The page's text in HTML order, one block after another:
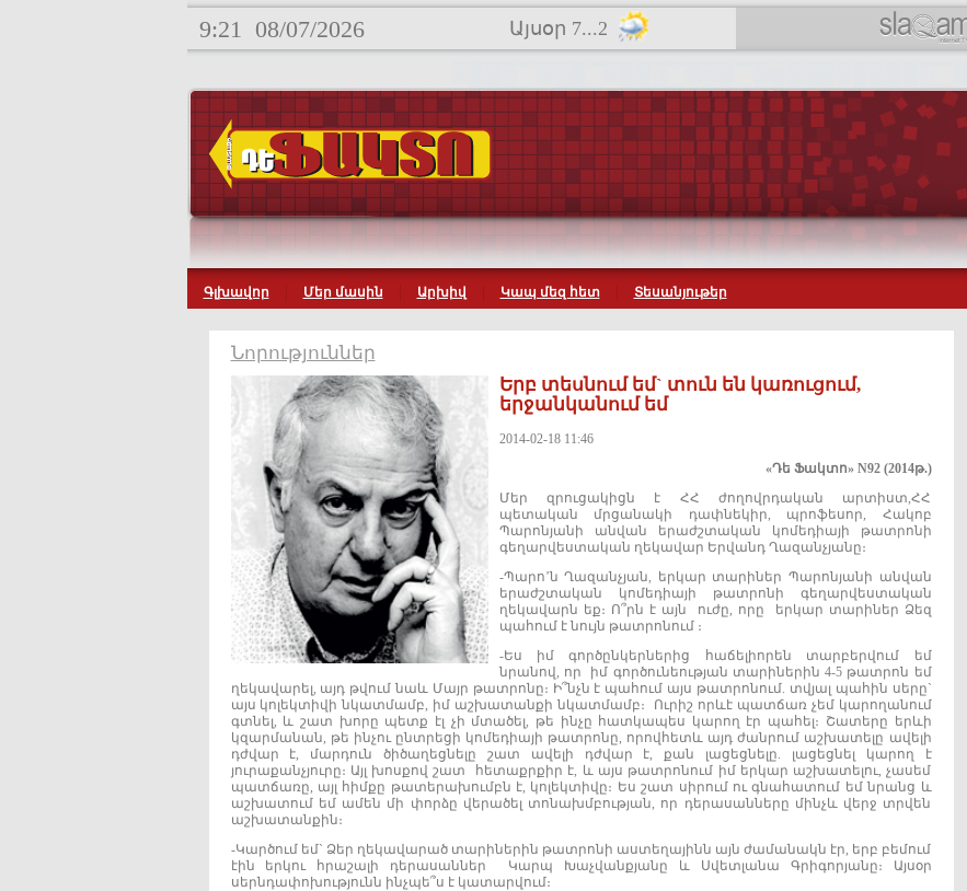
9:21 08/07/2026 Այսօր 7...2
Գլխավոր Մեր մասին Արխիվ Կապ մեզ հետ Տեսանյութեր
Նորություններ
Երբ տեսնում եմ` տուն են կառուցում,
երջանկանում եմ
2014-02-18 11:46
«Դե Ֆակտո» N92 (2014թ.)
Մեր զրուցակիցն է ՀՀ ժողովրդական արտիստ,ՀՀ
պետական մրցանակի դափնեկիր, պրոֆեսոր, Հակոբ
Պարոնյանի անվան երաժշտական կոմեդիայի թատրոնի
գեղարվեստական ղեկավար Երվանդ Ղազանչյանը։
-Պարո’ն Ղազանչյան, երկար տարիներ Պարոնյանի անվան
երաժշտական կոմեդիայի թատրոնի գեղարվեստական
ղեկավարն եք։ Ո՞րն է այն ուժը, որը երկար տարիներ Ձեզ
պահում է նույն թատրոնում ։
-Ես իմ գործընկերներից հաճելիորեն տարբերվում եմ
նրանով, որ իմ գործունեության տարիներին 4-5 թատրոն եմ
ղեկավարել, այդ թվում նաև Մայր թատրոնը։ Ի՞նչն է պահում այս թատրոնում. տվյալ պահին սերը`
այս կոլեկտիվի նկատմամբ, իմ աշխատանքի նկատմամբ։ Ուրիշ որևէ պատճառ չեմ կարողանում
գտնել, և շատ խորը պետք էլ չի մտածել, թե ինչը հատկապես կարող էր պահել։ Շատերը երևի
կզարմանան, թե ինչու ընտրեցի կոմեդիայի թատրոնը, որովհետև այդ ժանրում աշխատելը ավելի
դժվար է, մարդուն ծիծաղեցնելը շատ ավելի դժվար է, քան լացեցնելը. լացեցնել կարող է
յուրաքանչյուրը։ Այլ խոսքով շատ հետաքրքիր է, և այս թատրոնում իմ երկար աշխատելու, չասեմ
պատճառը, այլ հիմքը թատերախումբն է, կոլեկտիվը։ Ես շատ սիրում ու գնահատում եմ նրանց և
աշխատում եմ ամեն մի փորձը վերածել տոնախմբության, որ դերասանները մինչև վերջ տրվեն
աշխատանքին։
-Կարծում եմ` Ձեր ղեկավարած տարիներին թատրոնի աստեղայինն այն ժամանակն էր, երբ բեմում
էին երկու հրաշալի դերասաններ Կարպ Խաչվանքյանը և Սվետլանա Գրիգորյանը։ Այսօր
սերնդափոխությունն ինչպե՞ս է կատարվում։